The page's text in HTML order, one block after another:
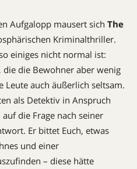
Aufgalopp mausert sich The
Kriminalthriller.
einiges nicht normal ist:
die Bewohner aber wenig
Leute auch äußerlich seltsam.
als Detektiv in Anspruch
die Frage nach seiner
Er bittet Euch, etwas
und einer
– diese hätte